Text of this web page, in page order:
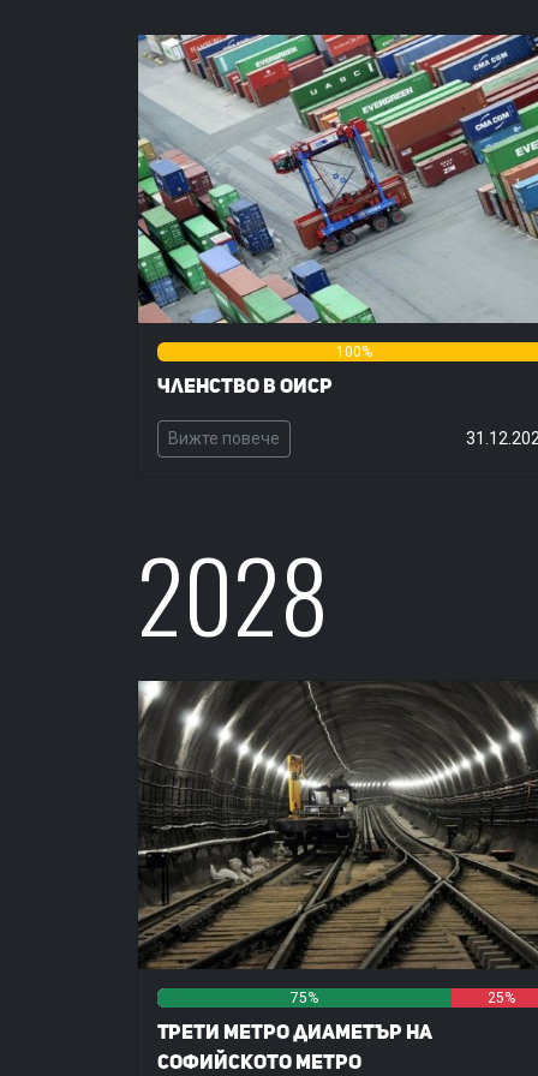
0% 100%
Членство в ОИСР
Вижте повече
2028
75% 25%
Трети метро диаметър на
Софийското метро